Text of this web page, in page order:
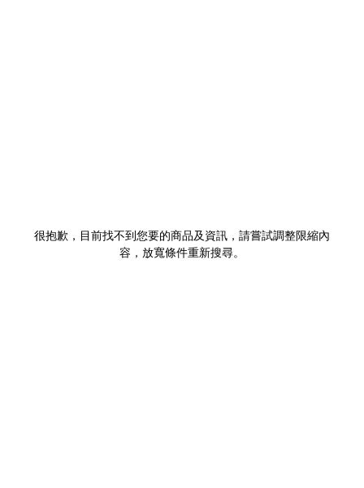
很抱歉，目前找不到您要的商品及資訊，請嘗試調整限縮內
容，放寬條件重新搜尋。